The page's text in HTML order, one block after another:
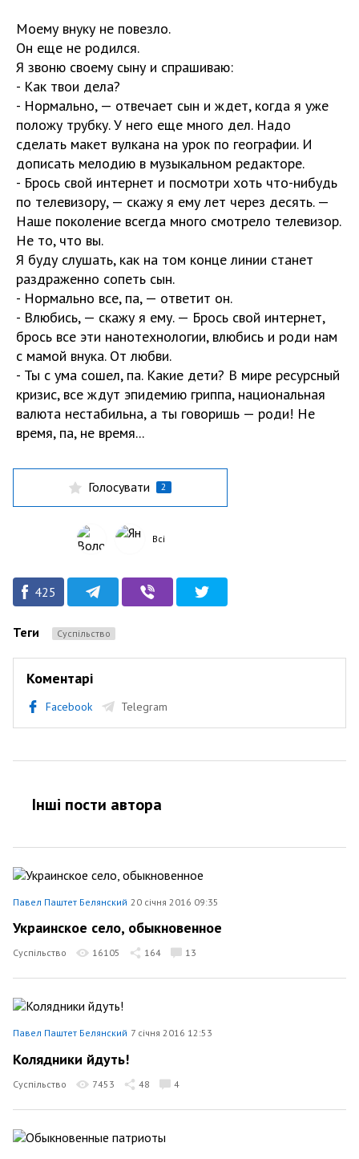
Моему внуку не повезло.
Он еще не родился.
Я звоню своему сыну и спрашиваю:
- Как твои дела?
- Нормально, — отвечает сын и ждет, когда я уже
положу трубку. У него еще много дел. Надо
сделать макет вулкана на урок по географии. И
дописать мелодию в музыкальном редакторе.
- Брось свой интернет и посмотри хоть что-нибудь
по телевизору, — скажу я ему лет через десять. —
Наше поколение всегда много смотрело телевизор.
Не то, что вы.
Я буду слушать, как на том конце линии станет
раздраженно сопеть сын.
- Нормально все, па, — ответит он.
- Влюбись, — скажу я ему. — Брось свой интернет,
брось все эти нанотехнологии, влюбись и роди нам
с мамой внука. От любви.
- Ты с ума сошел, па. Какие дети? В мире ресурсный
кризис, все ждут эпидемию гриппа, национальная
валюта нестабильна, а ты говоришь — роди! Не
время, па, не время...
Голосувати 2
Всі
425
Теги Суспільство
Коментарі
Facebook Telegram
Інші пости автора
Павел Паштет Белянский 20 січня 2016 09:35
Украинское село, обыкновенное
Суспільство 16105 164 13
Павел Паштет Белянский 7 січня 2016 12:53
Колядники йдуть!
Суспільство 7453 48 4